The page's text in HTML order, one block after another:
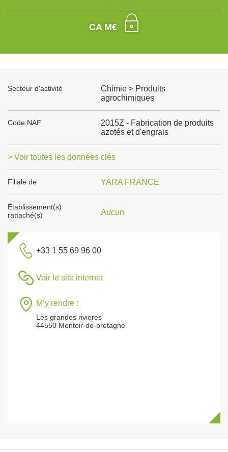
CA M€
Secteur d'activité
Chimie > Produits
agrochimiques
Code NAF
2015Z - Fabrication de produits
azotés et d'engrais
> Voir toutes les données clés
Filiale de YARA FRANCE
Établissement(s)
rattaché(s)
Aucun
+33 1 55 69 96 00
Voir le site internet
M’y rendre :
Les grandes rivieres
44550 Montoir-de-bretagne